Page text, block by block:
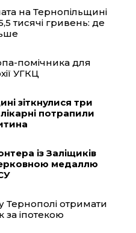
на Тернопільщині
тисячі гривень: де
помічника для
УГКЦ
зіткнулися три
потрапили
із Заліщиків
медаллю
Тернополі отримати
іпотекою